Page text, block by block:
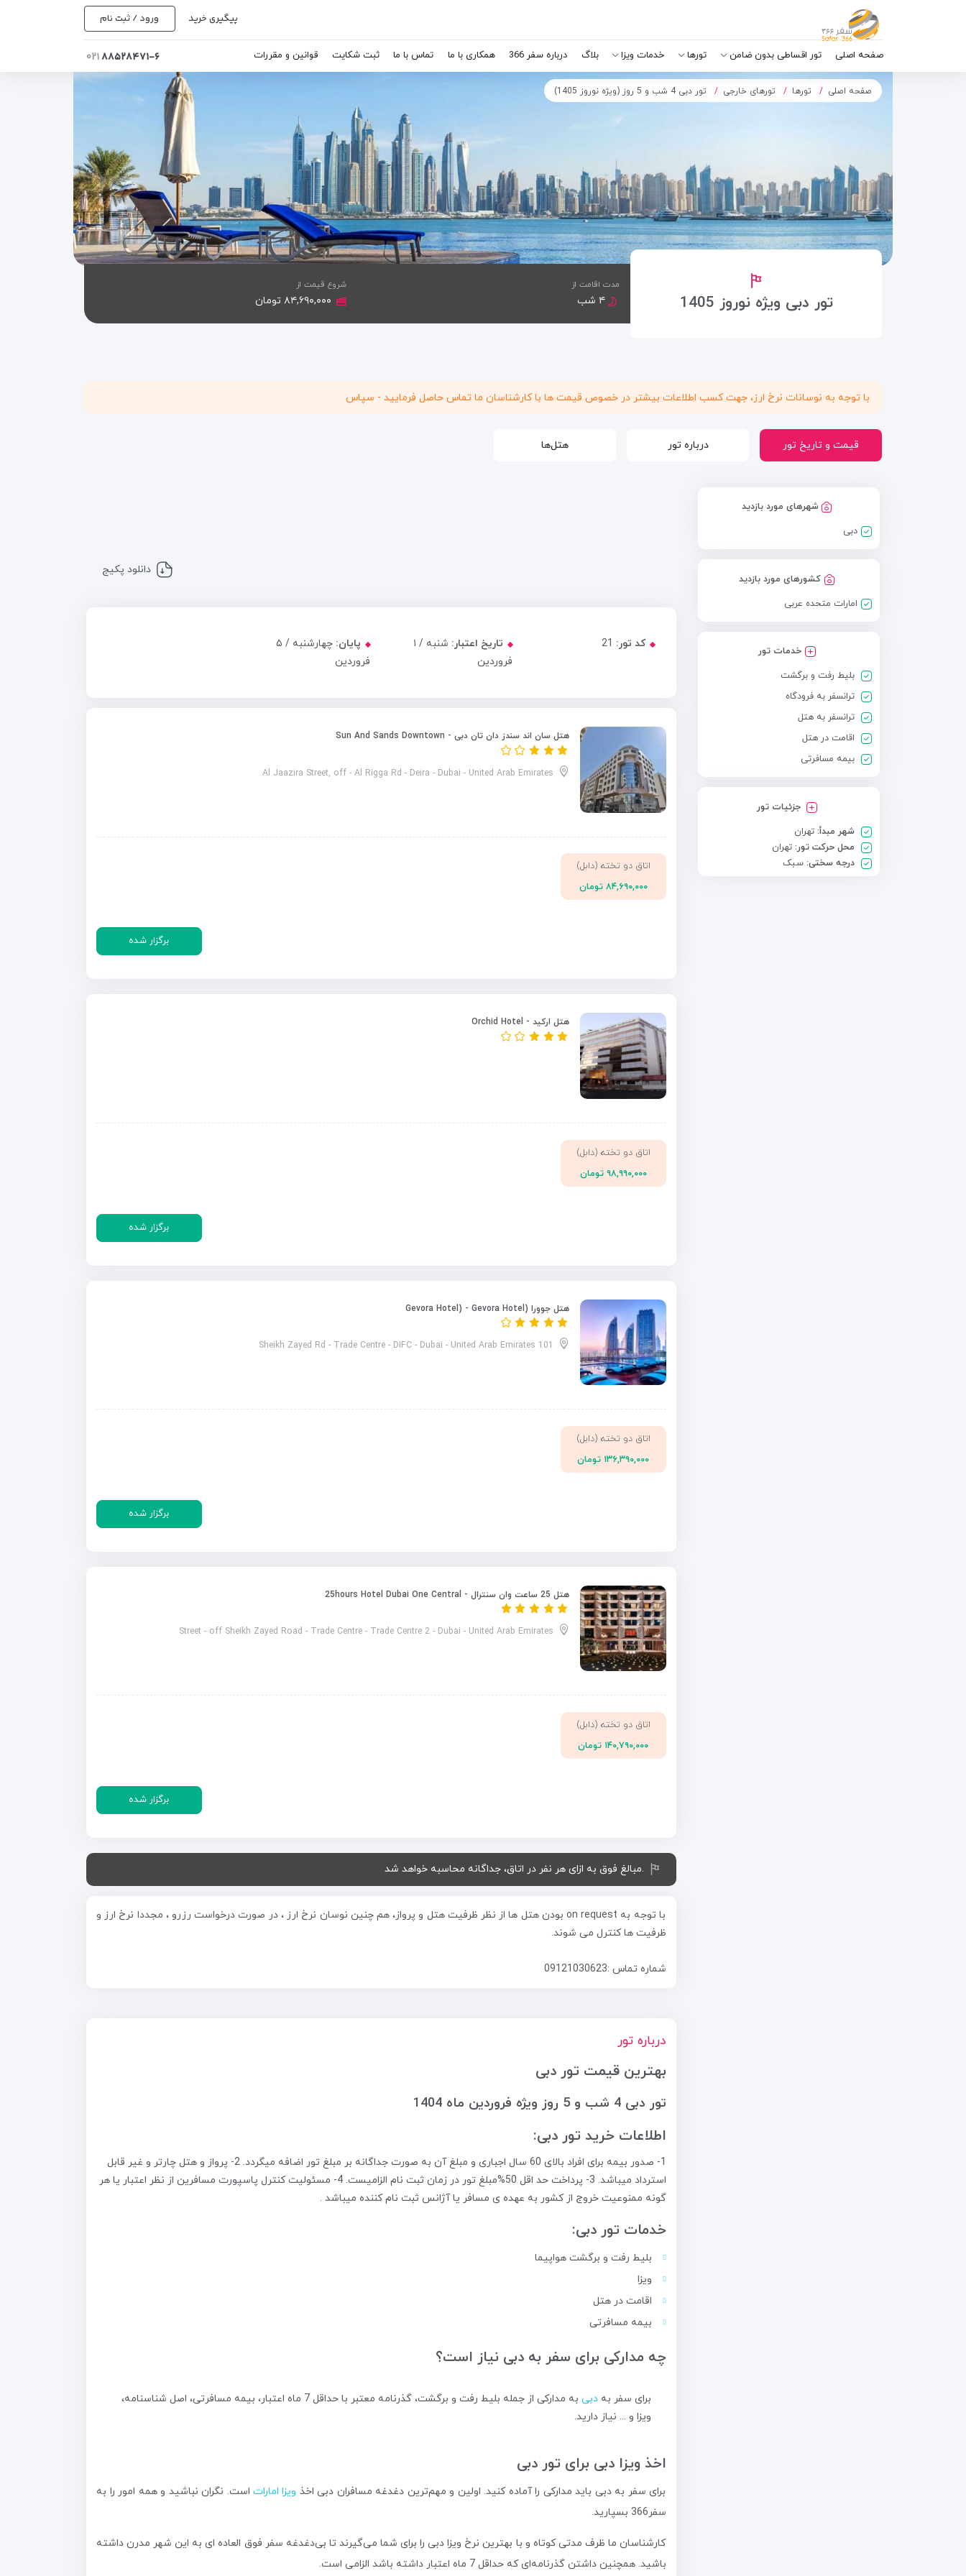
پیگیری خرید ورود / ثبت نام
صفحه اصلی تور اقساطی بدون ضامن تورها خدمات ویزا بلاگ درباره سفر 366 همکاری با ما تماس با ما ثبت شکایت قوانین و مقررات ۸۸۵۲۸۴۷۱-۶۰۲۱
صفحه اصلی تورها تورهای خارجی تور دبی 4 شب و 5 روز (ویژه نوروز 1405)
تور دبی ویژه نوروز 1405
مدت اقامت از
۴ شب
شروع قیمت از
۸۴,۶۹۰,۰۰۰ تومان
با توجه به نوسانات نرخ ارز، جهت کسب اطلاعات بیشتر در خصوص قیمت ها با کارشناسان ما تماس حاصل فرمایید - سپاس
قیمت و تاریخ تور درباره تور هتل‌ها
شهرهای مورد بازدید
دبی
کشورهای مورد بازدید
امارات متحده عربی
خدمات تور
بلیط رفت و برگشت
ترانسفر به فرودگاه
ترانسفر به هتل
اقامت در هتل
بیمه مسافرتی
جزئیات تور
شهر مبدأ: تهران
محل حرکت تور: تهران
درجه سختی: سبک
دانلود پکیج
کد تور: 21 تاریخ اعتبار:
شنبه / ۱
فروردین
پایان:
چهارشنبه / ۵
فروردین
هتل سان اند سندز دان تان دبی - Sun And Sands Downtown
Al Jaazira Street, off - Al Rigga Rd - Deira - Dubai - United Arab Emirates
اتاق دو تخته (دابل)
۸۴,۶۹۰,۰۰۰ تومان
برگزار شده
هتل ارکید - Orchid Hotel
اتاق دو تخته (دابل)
۹۸,۹۹۰,۰۰۰ تومان
برگزار شده
هتل جوورا (Gevora Hotel) - Gevora Hotel
101 Sheikh Zayed Rd - Trade Centre - DIFC - Dubai - United Arab Emirates
اتاق دو تخته (دابل)
۱۳۶,۳۹۰,۰۰۰ تومان
برگزار شده
هتل 25 ساعت وان سنترال - 25hours Hotel Dubai One Central
Street - off Sheikh Zayed Road - Trade Centre - Trade Centre 2 - Dubai - United Arab Emirates
اتاق دو تخته (دابل)
۱۴۰,۷۹۰,۰۰۰ تومان
برگزار شده
.مبالغ فوق به ازای هر نفر در اتاق، جداگانه محاسبه خواهد شد
با توجه به on request بودن هتل ها از نظر ظرفیت هتل و پرواز، هم چنین نوسان نرخ ارز ، در صورت درخواست رزرو ، مجددا نرخ ارز و
ظرفیت ها کنترل می شوند.
شماره تماس :09121030623
درباره تور
بهترین قیمت تور دبی
تور دبی 4 شب و 5 روز ویژه فروردین ماه 1404
اطلاعات خرید تور دبی:
1- صدور بیمه برای افراد بالای 60 سال اجباری و مبلغ آن به صورت جداگانه بر مبلغ تور اضافه میگردد. 2- پرواز و هتل چارتر و غیر قابل
استرداد میباشد. 3- پرداخت حد اقل 50%مبلغ تور در زمان ثبت نام الزامیست. 4- مسئولیت کنترل پاسپورت مسافرین از نظر اعتبار یا هر
گونه ممنوعیت خروج از کشور به عهده ی مسافر یا آژانس ثبت نام کننده میباشد .
خدمات تور دبی:
بلیط رفت و برگشت هواپیما
ویزا
اقامت در هتل
بیمه مسافرتی
چه مدارکی برای سفر به دبی نیاز است؟
برای سفر بهدبی
به مدارکی از جمله بلیط رفت و برگشت، گذرنامه معتبر با حداقل 7 ماه اعتبار، بیمه مسافرتی، اصل شناسنامه،
ویزا و ... نیاز دارید.
اخذ ویزا دبی برای تور دبی
برای سفر به دبی باید مدارکی را آماده کنید. اولین و مهم‌ترین دغدغه مسافران دبی اخذ ویزا امارات است. نگران نباشید و همه امور را به
سفر366 بسپارید.
کارشناسان ما ظرف مدتی کوتاه و با بهترین نرخ ویزا دبی را برای شما می‌گیرند تا بی‌دغدغه سفر فوق العاده ای به این شهر مدرن داشته
باشید. همچنین داشتن گذرنامه‌ای که حداقل 7 ماه اعتبار داشته باشد الزامی است.